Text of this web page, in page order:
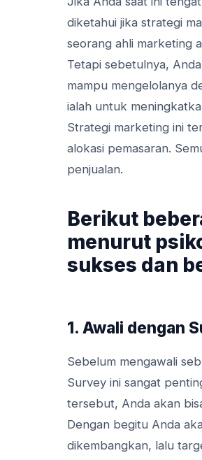
diketahui jika strategi
seorang ahli marketing
Tetapi sebetulnya,
mampu mengelolanya
ialah untuk
Strategi marketing ini
alokasi pemasaran.
penjualan.
Berikut
menurut
sukses dan
1. Awali dengan
Sebelum mengawali
Survey ini sangat
tersebut, Anda akan
Dengan begitu Anda
dikembangkan, lalu